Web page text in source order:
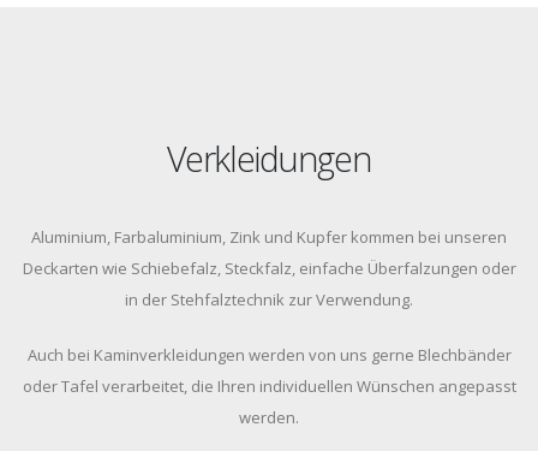
Verkleidungen
Aluminium, Farbaluminium, Zink und Kupfer kommen bei unseren
Deckarten wie Schiebefalz, Steckfalz, einfache Überfalzungen oder
in der Stehfalztechnik zur Verwendung.
Auch bei Kaminverkleidungen werden von uns gerne Blechbänder
oder Tafel verarbeitet, die Ihren individuellen Wünschen angepasst
werden.